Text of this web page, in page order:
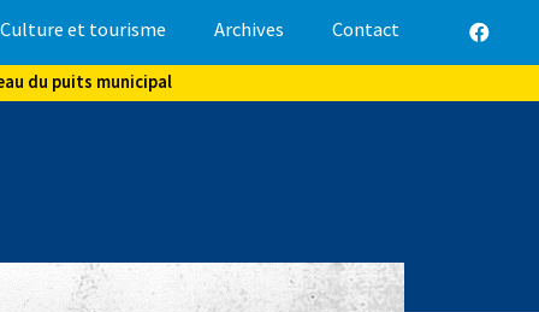
Culture et tourisme Archives Contact
du puits municipal